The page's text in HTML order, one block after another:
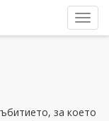
за което